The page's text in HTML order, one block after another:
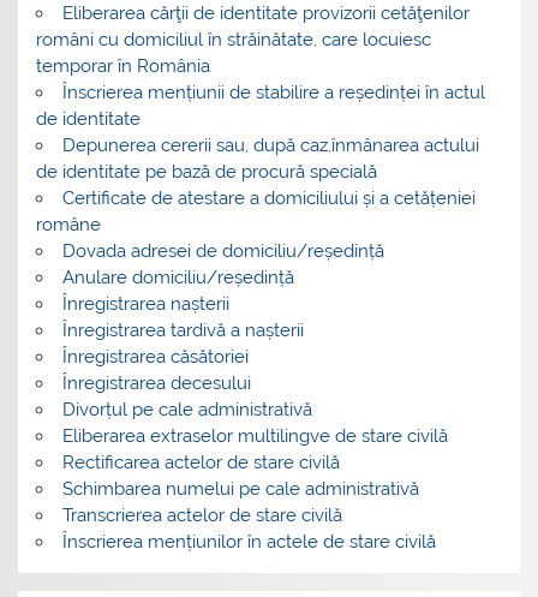
Eliberarea cărţii de identitate provizorii cetăţenilor
români cu domiciliul în străinătate, care locuiesc
temporar în România
Înscrierea mențiunii de stabilire a reședinței în actul
de identitate
Depunerea cererii sau, după caz,înmânarea actului
de identitate pe bază de procură specială
Certificate de atestare a domiciliului și a cetățeniei
române
Dovada adresei de domiciliu/reședință
Anulare domiciliu/reședință
Înregistrarea nașterii
Înregistrarea tardivă a nașterii
Înregistrarea căsătoriei
Înregistrarea decesului
Divorțul pe cale administrativă
Eliberarea extraselor multilingve de stare civilă
Rectificarea actelor de stare civilă
Schimbarea numelui pe cale administrativă
Transcrierea actelor de stare civilă
Înscrierea mențiunilor în actele de stare civilă